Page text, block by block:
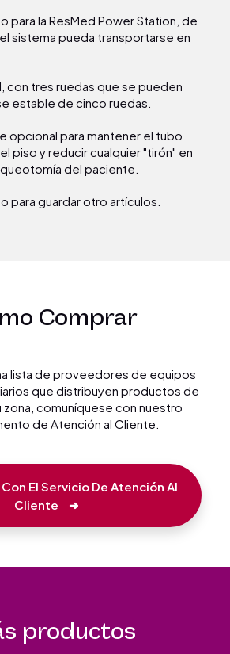
para la ResMed Power Station, de
sistema pueda transportarse en
con tres ruedas que se pueden
estable de cinco ruedas.
opcional para mantener el tubo
piso y reducir cualquier "tirón" en
del paciente.
para guardar otro artículos.
Comprar
lista de proveedores de equipos
que distribuyen productos de
zona, comuníquese con nuestro
de Atención al Cliente.
El Servicio De Atención Al
Cliente
➜
productos